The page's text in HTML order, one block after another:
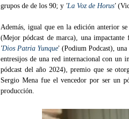
grupos de de los 90; y 'La Voz de Horus'
Además, igual que en la edición anterior
(Mejor pódcast de marca), una
'Dios Patria Yunque' (Podium Podcast),
entresijos de una red internacional con un
pódcast del año 2024), premio que se
Sergio Mena fue el vencedor por ser un
producción.